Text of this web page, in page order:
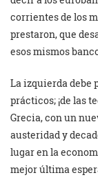
corrientes de los
prestaron, que
esos mismos
La izquierda debe
prácticos; ¡de las
Grecia, con un
austeridad y
lugar en la
mejor última